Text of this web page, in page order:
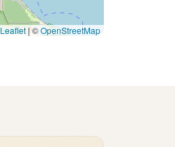
Leaflet|©OpenStreetMap